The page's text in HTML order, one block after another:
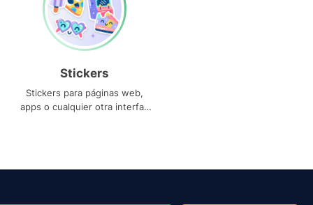
Stickers
Stickers para páginas web,
apps o cualquier otra interfaz